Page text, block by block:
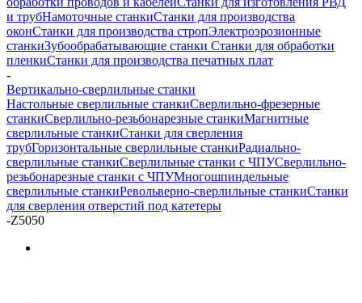
и трубНамоточные станкиСтанки для производства
оконСтанки для производства стропЭлектроэрозионные
станкиЗубообрабатывающие станки Станки для обработки
пленкиСтанки для производства печатных плат
-
Вертикально-сверлильные станки
Настольные сверлильные станкиСверлильно-фрезерные
станкиСверлильно-резьбонарезные станкиМагнитные
сверлильные станкиСтанки для сверления
трубГоризонтальные сверлильные станкиРадиально-
сверлильные станкиСверлильные станки с ЧПУСверлильно-
резьбонарезные станки с ЧПУМногошпиндельные
сверлильные станкиРевольверно-сверлильные станкиСтанки
для сверления отверстий под катетеры
-Z5050